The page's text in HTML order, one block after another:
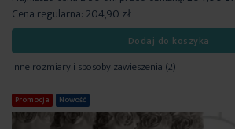
Cena regularna: 204,90 zł
Dodaj do koszyka
Inne rozmiary i sposoby zawieszenia (2)
Promocja Nowość